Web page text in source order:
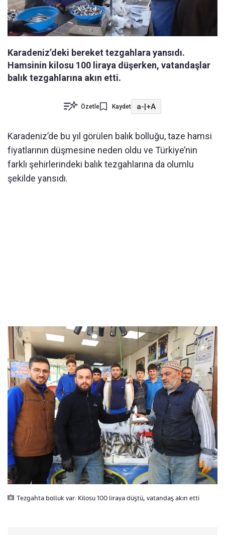
Karadeniz’deki bereket tezgahlara yansıdı.
Hamsinin kilosu 100 liraya düşerken, vatandaşlar
balık tezgahlarına akın etti.
Özetle Kaydet a-|+A
Karadeniz’de bu yıl görülen balık bolluğu, taze hamsi
fiyatlarının düşmesine neden oldu ve Türkiye’nin
farklı şehirlerindeki balık tezgahlarına da olumlu
şekilde yansıdı.
Tezgahta bolluk var: Kilosu 100 liraya düştü, vatandaş akın etti